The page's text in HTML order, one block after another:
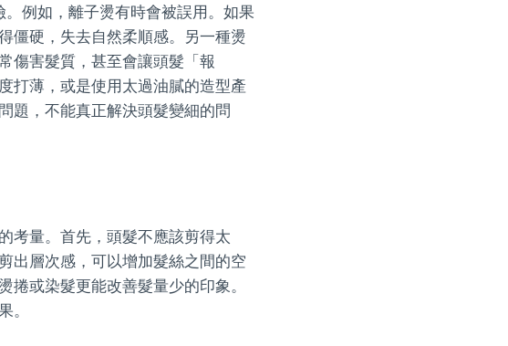
例如，離子燙有時會被誤用。如果
僵硬，失去自然柔順感。另一種燙
傷害髮質，甚至會讓頭髮「報
打薄，或是使用太過油膩的造型產
題，不能真正解決頭髮變細的問
考量。首先，頭髮不應該剪得太
出層次感，可以增加髮絲之間的空
或染髮更能改善髮量少的印象。
。